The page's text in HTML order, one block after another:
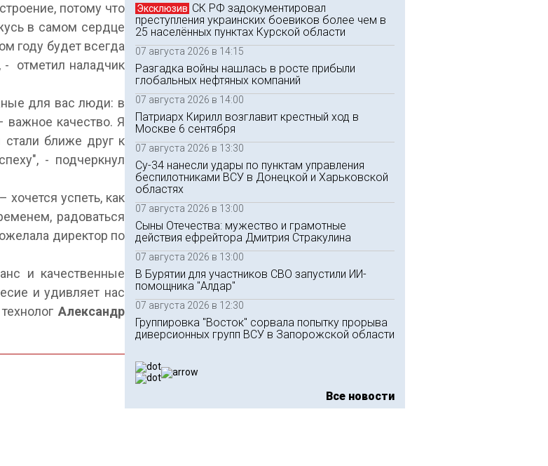
потому что
в самом сердце
году будет всегда
- отметил наладчик
для вас люди: в
важное качество. Я
ближе друг к
- подчеркнул
хочется успеть, как
радоваться
директор по
и качественные
и удивляет нас
Александр
Эксклюзив СК РФ задокументировал
преступления украинских боевиков более чем в
25 населённых пунктах Курской области
07 августа 2026 в 14:15
Разгадка войны нашлась в росте прибыли
глобальных нефтяных компаний
07 августа 2026 в 14:00
Патриарх Кирилл возглавит крестный ход в
Москве 6 сентября
07 августа 2026 в 13:30
Су-34 нанесли удары по пунктам управления
беспилотниками ВСУ в Донецкой и Харьковской
областях
07 августа 2026 в 13:00
Сыны Отечества: мужество и грамотные
действия ефрейтора Дмитрия Стракулина
07 августа 2026 в 13:00
В Бурятии для участников СВО запустили ИИ-
помощника "Алдар"
07 августа 2026 в 12:30
Группировка "Восток" сорвала попытку прорыва
диверсионных групп ВСУ в Запорожской области
Все новости